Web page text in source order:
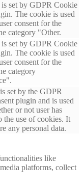
set by GDPR Cookie
The cookie is used
consent for the
category "Other.
set by GDPR Cookie
The cookie is used
consent for the
category
set by the GDPR
plugin and is used
or not user has
the use of cookies. It
any personal data.
like
platforms, collect